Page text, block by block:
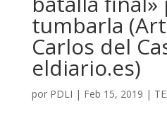
tumbarla
Carlos del
eldiario.es)
por PDLI | Feb 15, 2019 |